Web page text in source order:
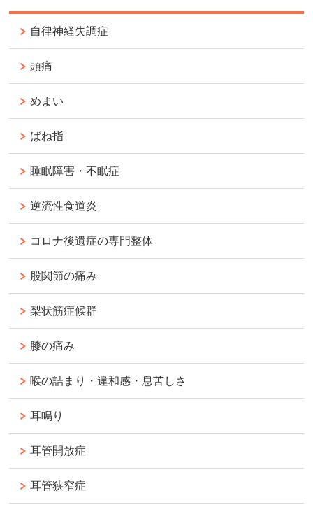
自律神経失調症
頭痛
めまい
ばね指
睡眠障害・不眠症
逆流性食道炎
コロナ後遺症の専門整体
股関節の痛み
梨状筋症候群
膝の痛み
喉の詰まり・違和感・息苦しさ
耳鳴り
耳管開放症
耳管狭窄症